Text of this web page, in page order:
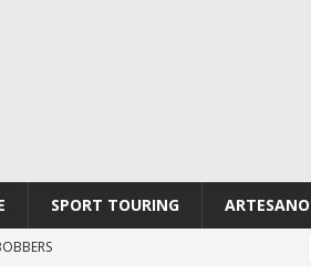
SPORT TOURING